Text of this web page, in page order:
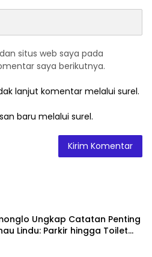
situs web saya pada
saya berikutnya.
lanjut komentar melalui surel.
baru melalui surel.
Ungkap Catatan Penting
Lindu: Parkir hingga Toilet